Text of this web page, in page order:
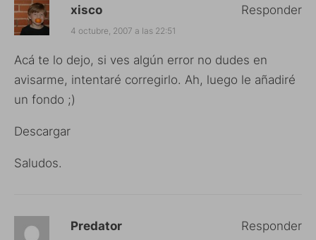
xisco
4 octubre, 2007 a las 22:51
Acá te lo dejo, si ves algún error no dudes en
avisarme, intentaré corregirlo. Ah, luego le añadiré
un fondo ;)
Descargar
Saludos.
Responder
Predator Responder